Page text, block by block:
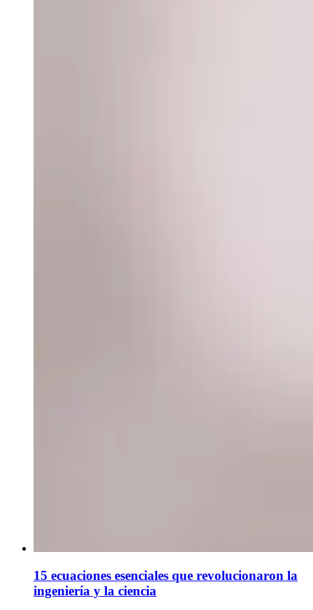
15 ecuaciones esenciales que revolucionaron la
ingeniería y la ciencia